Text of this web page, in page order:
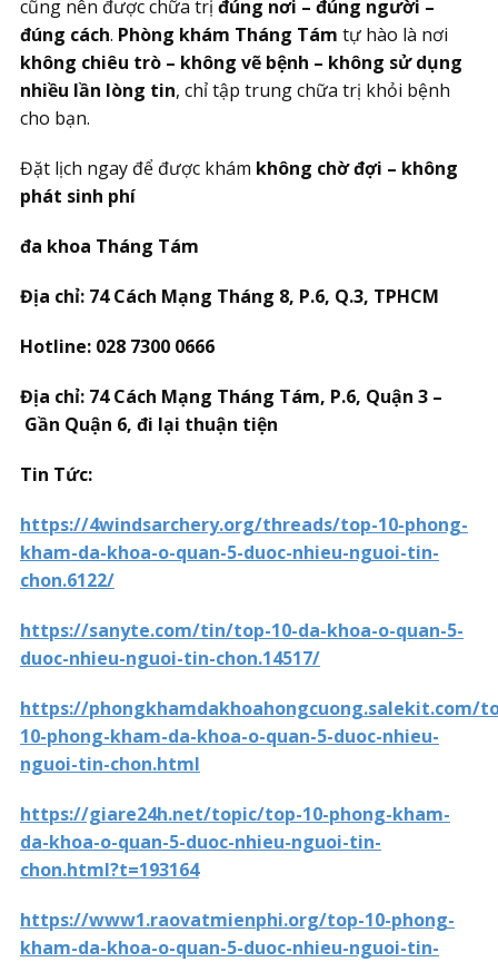
cũng nên được chữa trị đúng nơi – đúng người –
đúng cách. Phòng khám Tháng Tám tự hào là nơi
không chiêu trò – không vẽ bệnh – không sử dụng
nhiều lần lòng tin, chỉ tập trung chữa trị khỏi bệnh
cho bạn.
Đặt lịch ngay để được khám không chờđợi – không
phát sinh phí
đa khoa Tháng Tám
Địa chỉ: 74 Cách Mạng Tháng 8, P.6, Q.3, TPHCM
Hotline: 028 7300 0666
Địa chỉ: 74 Cách Mạng Tháng Tám, P.6, Quận 3 –
Gần Quận 6, đi lại thuận tiện
Tin Tức:
https://4windsarchery.org/threads/top-10-phong-
kham-da-khoa-o-quan-5-duoc-nhieu-nguoi-tin-
chon.6122/
https://sanyte.com/tin/top-10-da-khoa-o-quan-5-
duoc-nhieu-nguoi-tin-chon.14517/
https://phongkhamdakhoahongcuong.salekit.com/
10-phong-kham-da-khoa-o-quan-5-duoc-nhieu-
nguoi-tin-chon.html
https://giare24h.net/topic/top-10-phong-kham-
da-khoa-o-quan-5-duoc-nhieu-nguoi-tin-
chon.html?t=193164
https://www1.raovatmienphi.org/top-10-phong-
kham-da-khoa-o-quan-5-duoc-nhieu-nguoi-tin-